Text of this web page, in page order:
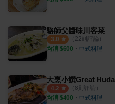
駱師父醬味川客菜
3.0 （ 22則評論）
均消 $600 ・ 中式料理
大烹小饌Great Huda
4.2 （ 8則評論）
均消 $400 ・ 中式料理